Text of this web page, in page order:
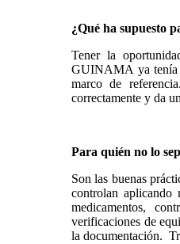
¿Qué ha supuesto
Tener la
GUINAMA ya tenía
marco de
correctamente y da
Para quién no lo
Son las buenas
controlan aplicando
medicamentos,
verificaciones de
la documentación.